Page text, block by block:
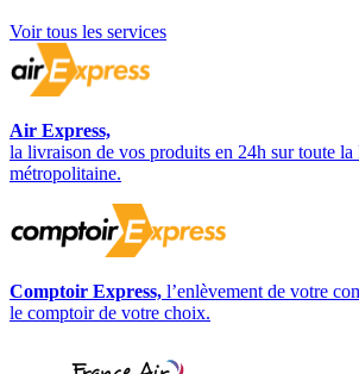
Voir tous les services
Air Express,
la livraison de vos produits en 24h sur toute la
métropolitaine.
Comptoir Express, l’enlèvement de votre
le comptoir de votre choix.